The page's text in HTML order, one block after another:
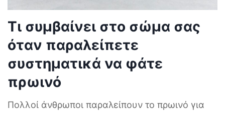
Τι συμβαίνει στο σώμα σας
όταν παραλείπετε
συστηματικά να φάτε
πρωινό
Πολλοί άνθρωποι παραλείπουν το πρωινό για